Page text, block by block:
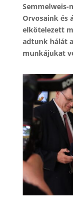
Semmelweis-
Orvosaink és
elkötelezett
adtunk hálát
munkájukat